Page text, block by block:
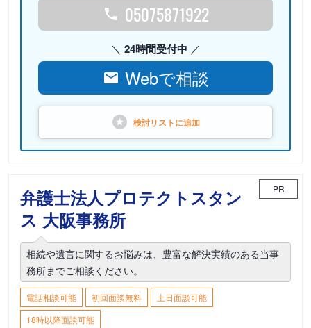
05075871922
24時間受付中
Webで相談
検討リストに追加
弁護士法人プロテクトスタン
ス 大阪事務所
PR
相続や遺言に関するお悩みは、豊富な解決実績のある当事
務所までご相談ください。
電話相談可能 初回面談無料
土日面談可能
18時以降面談可能